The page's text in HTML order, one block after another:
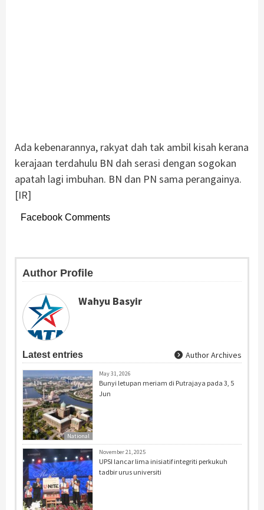
Ada kebenarannya, rakyat dah tak ambil kisah kerana
kerajaan terdahulu BN dah serasi dengan sogokan
apatah lagi imbuhan. BN dan PN sama perangainya.
[IR]
Facebook Comments
Author Profile
Wahyu Basyir
Latest entries Author Archives
National
May 31, 2026
Bunyi letupan meriam di Putrajaya pada 3, 5
Jun
November 21, 2025
UPSI lancar lima inisiatif integriti perkukuh
tadbir urus universiti